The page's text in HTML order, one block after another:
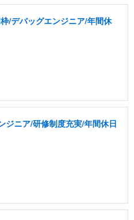
/デバッグエンジニア/年間休
ジニア/研修制度充実/年間休日